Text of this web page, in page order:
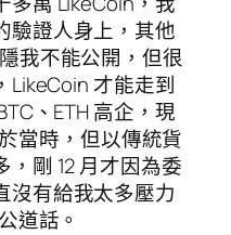
驗證人身上，其他
我不能公開，但很
LikeCoin 才能走到
、ETH 高企，現
當時，但以傳統貨
剛 12 月才因為委
沒有給我太多壓力
道話。